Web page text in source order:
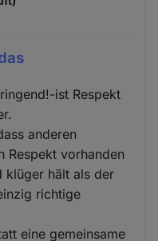
ist Respekt
anderen
Respekt vorhanden
klüger hält als der
richtige
eine gemeinsame